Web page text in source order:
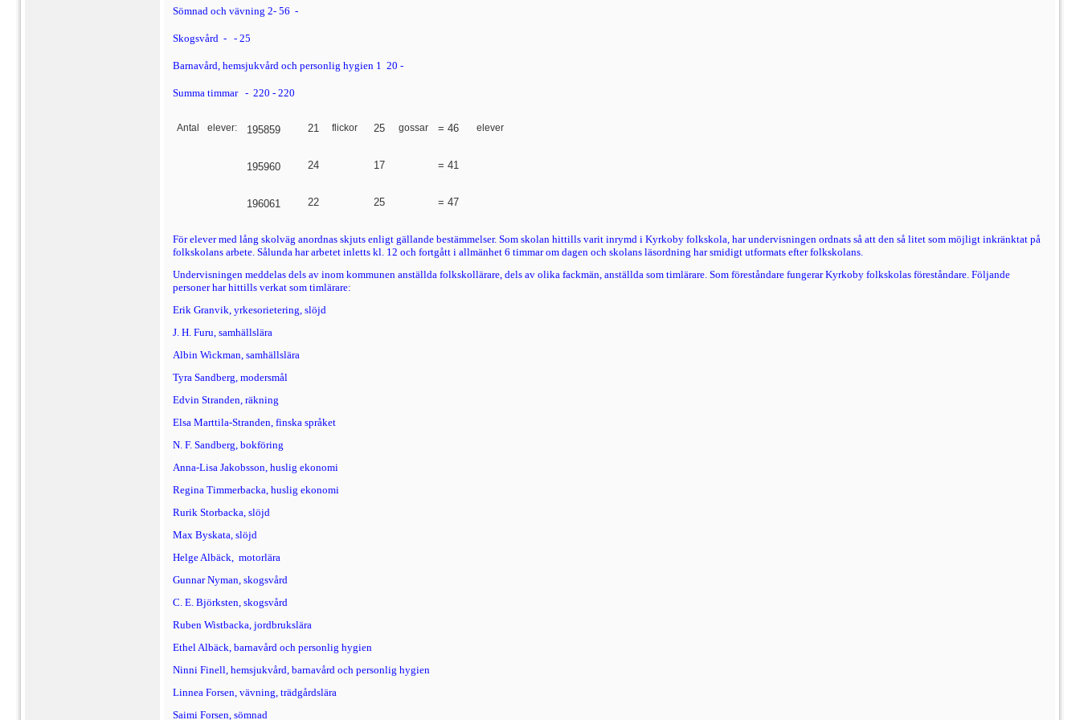
Sömnad och vävning 2- 56 -
Skogsvård  -  - 25
Barnavård, hemsjukvård och personlig hygien 1  20 - 
Summa timmar - 220 - 220
Antal elever: 195859 21 flickor 25 gossar = 46 elever
195960 24 17 = 41
196061 22 25 = 47
För elever med lång skolväg anordnas skjuts enligt gällande bestäm­melser. Som skolan hittills varit inrymd i Kyrkoby folkskola, har un­dervisningen ordnats så att den så litet som möjligt inkränktat på
folk­skolans arbete. Sålunda har arbetet inletts kl. 12 och fortgått i allmänhet 6 timmar om dagen och skolans läsordning har smidigt utformats efter folkskolans.
Undervisningen meddelas dels av inom kommunen anställda folk­skollärare, dels av olika fackmän, anställda som timlärare. Som före­ståndare fungerar Kyrkoby folkskolas föreståndare. Följande
personer har hittills verkat som timlärare:
Erik Granvik, yrkesorietering, slöjd
J. H. Furu, samhällslära
Albin Wickman, samhällslära
Tyra Sandberg, modersmål
Edvin Stranden, räkning
Elsa Marttila-Stranden, finska språket
N. F. Sandberg, bokföring
Anna-Lisa Jakobsson, huslig ekonomi
Regina Timmerbacka, huslig ekonomi
Rurik Storbacka, slöjd
Max Byskata, slöjd
Helge Albäck, motorlära
Gunnar Nyman, skogsvård
C. E. Björksten, skogsvård
Ruben Wistbacka, jordbrukslära
Ethel Albäck, barnavård och personlig hygien
Ninni Finell, hemsjukvård, barnavård och personlig hygien
Linnea Forsen, vävning, trädgårdslära
Saimi Forsen, sömnad